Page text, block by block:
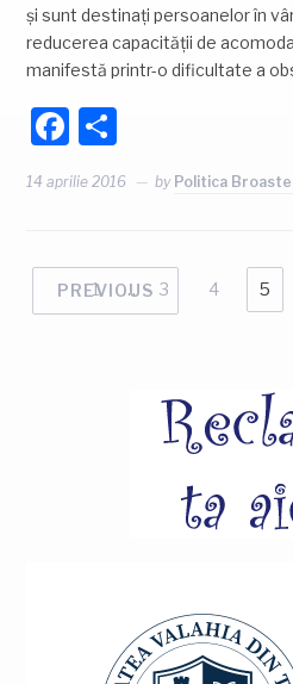
și sunt destinați persoanelor în
reducerea capacității de
manifestă printr-o dificultate a
Facebook
14 aprilie 2016 by Politica
PREVIOUS
1 … 3 4 5